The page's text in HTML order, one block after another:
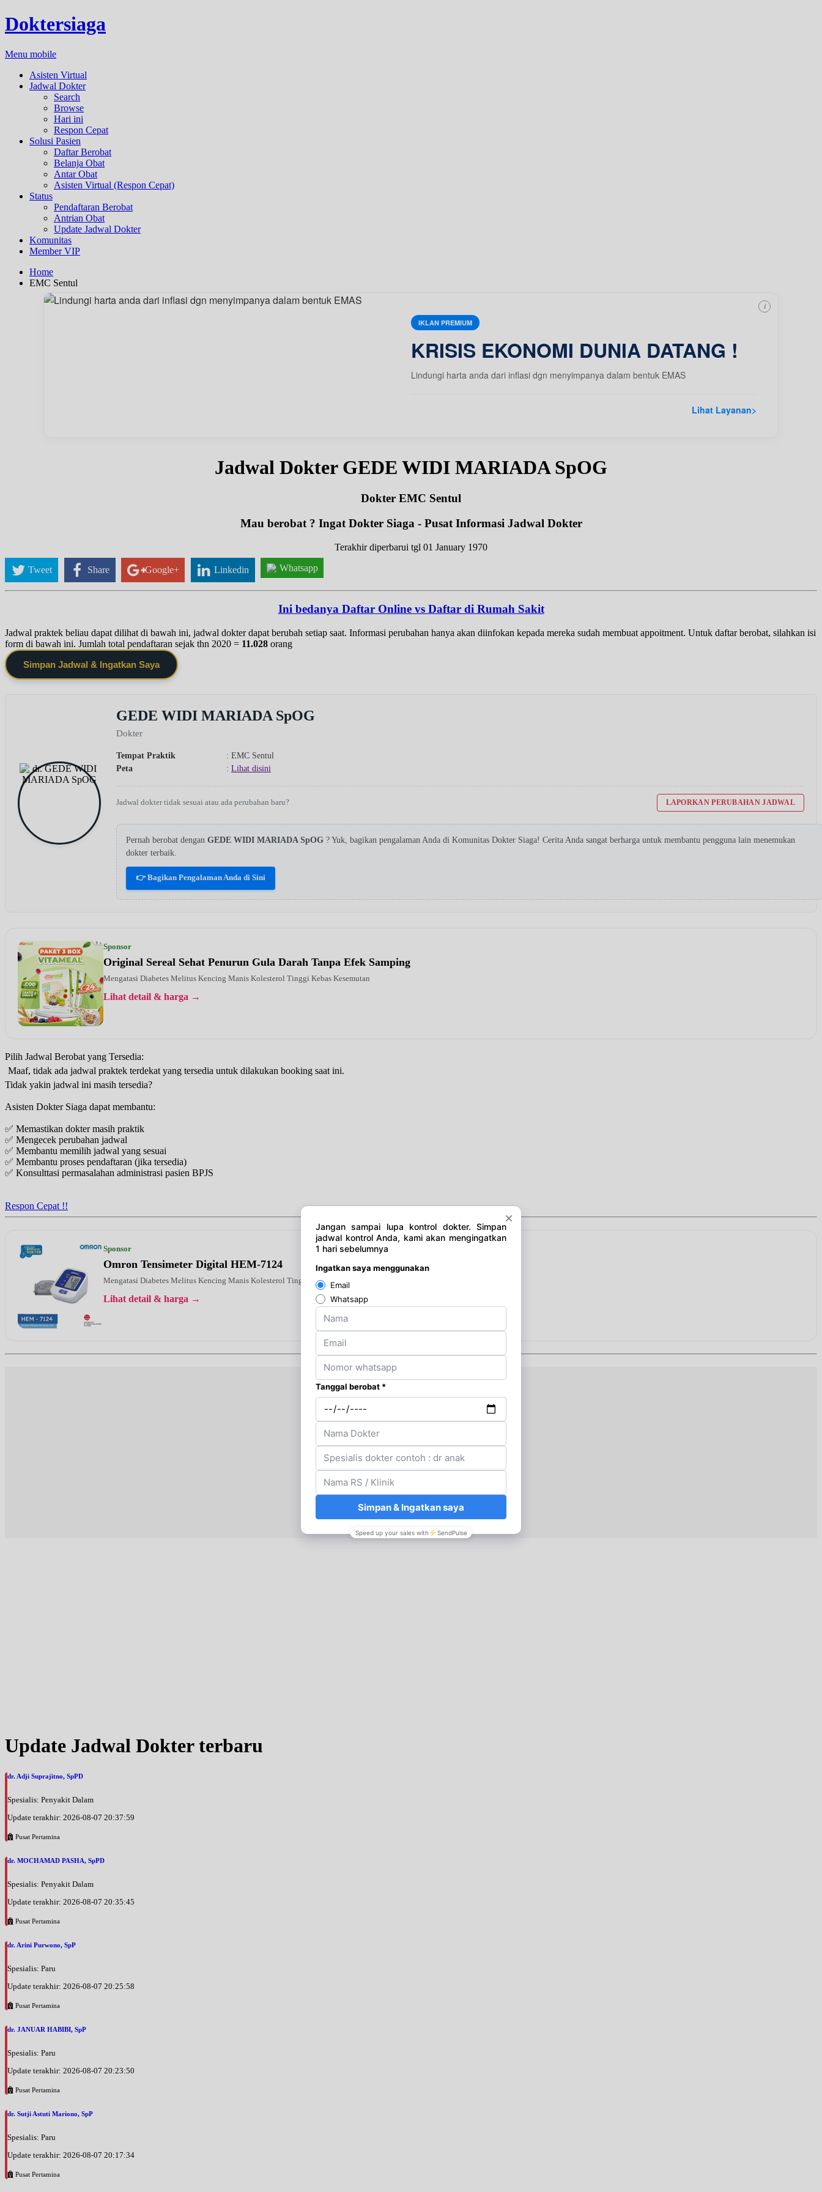
Doktersiaga
Menu mobile
Asisten Virtual
Jadwal Dokter
Search
Browse
Hari ini
Respon Cepat
Solusi Pasien
Daftar Berobat
Belanja Obat
Antar Obat
Asisten Virtual (Respon Cepat)
Status
Pendaftaran Berobat
Antrian Obat
Update Jadwal Dokter
Komunitas
Member VIP
Home
EMC Sentul
IKLAN PREMIUM
KRISIS EKONOMI DUNIA DATANG !
Lindungi harta anda dari inflasi dgn menyimpanya dalam bentuk EMAS
Lihat Layanan>
i
Jadwal Dokter GEDE WIDI MARIADA SpOG
Dokter EMC Sentul
Mau berobat ? Ingat Dokter Siaga - Pusat Informasi Jadwal Dokter
Terakhir diperbarui tgl 01 January 1970
Tweet Share Google+ Linkedin Whatsapp
Ini bedanya Daftar Online vs Daftar di Rumah Sakit
Jadwal praktek beliau dapat dilihat di bawah ini, jadwal dokter dapat berubah setiap saat. Informasi perubahan hanya akan diinfokan kepada mereka sudah membuat appoitment. Untuk daftar berobat, silahkan isi
form di bawah ini. Jumlah total pendaftaran sejak thn 2020 = 11.028 orang
Simpan Jadwal & Ingatkan Saya
GEDE WIDI MARIADA SpOG
Dokter
Tempat Praktik
: EMC Sentul
Peta
: Lihat disini
Jadwal dokter tidak sesuai atau ada perubahan baru? LAPORKAN PERUBAHAN JADWAL
Pernah berobat dengan GEDE WIDI MARIADA SpOG ? Yuk, bagikan pengalaman Anda di Komunitas Dokter Siaga! Cerita Anda sangat berharga untuk membantu pengguna lain menemukan
dokter terbaik.
👉 Bagikan Pengalaman Anda di Sini
Sponsor
Original Sereal Sehat Penurun Gula Darah Tanpa Efek Samping
Mengatasi Diabetes Melitus Kencing Manis Kolesterol Tinggi Kebas Kesemutan
Lihat detail & harga →
Pilih Jadwal Berobat yang Tersedia:
Maaf, tidak ada jadwal praktek terdekat yang tersedia untuk dilakukan booking saat ini.
Tidak yakin jadwal ini masih tersedia?
Asisten Dokter Siaga dapat membantu:
✅ Memastikan dokter masih praktik
✅ Mengecek perubahan jadwal
✅ Membantu memilih jadwal yang sesuai
✅ Membantu proses pendaftaran (jika tersedia)
✅ Konsulttasi permasalahan administrasi pasien BPJS
Respon Cepat !!
Sponsor
Omron Tensimeter Digital HEM-7124
Mengatasi Diabetes Melitus Kencing Manis Kolesterol Tinggi Kebas Kesemutan
Lihat detail & harga →
Update Jadwal Dokter terbaru
dr. Adji Suprajitno, SpPD
Spesialis: Penyakit Dalam
Update terakhir: 2026-08-07 20:37:59
Pusat Pertamina
dr. MOCHAMAD PASHA, SpPD
Spesialis: Penyakit Dalam
Update terakhir: 2026-08-07 20:35:45
Pusat Pertamina
dr. Arini Purwono, SpP
Spesialis: Paru
Update terakhir: 2026-08-07 20:25:58
Pusat Pertamina
dr. JANUAR HABIBI, SpP
Spesialis: Paru
Update terakhir: 2026-08-07 20:23:50
Pusat Pertamina
dr. Sutji Astuti Mariono, SpP
Spesialis: Paru
Update terakhir: 2026-08-07 20:17:34
Pusat Pertamina